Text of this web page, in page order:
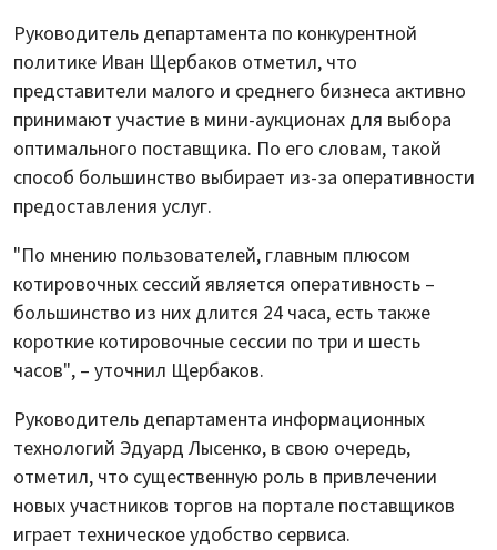
Руководитель департамента по конкурентной
политике Иван Щербаков отметил, что
представители малого и среднего бизнеса активно
принимают участие в мини-аукционах для выбора
оптимального поставщика. По его словам, такой
способ большинство выбирает из-за оперативности
предоставления услуг.
"По мнению пользователей, главным плюсом
котировочных сессий является оперативность –
большинство из них длится 24 часа, есть также
короткие котировочные сессии по три и шесть
часов", – уточнил Щербаков.
Руководитель департамента информационных
технологий Эдуард Лысенко, в свою очередь,
отметил, что существенную роль в привлечении
новых участников торгов на портале поставщиков
играет техническое удобство сервиса.